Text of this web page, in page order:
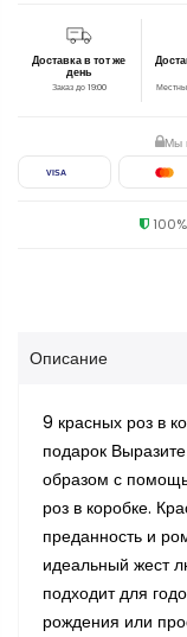
Доставка в тот же
день
Заказ до 19:00
Мы
VISA
100%
Описание
9 красных роз в
подарок
образом с
роз в коробке.
преданность и
идеальный жест
подходит для
рождения или